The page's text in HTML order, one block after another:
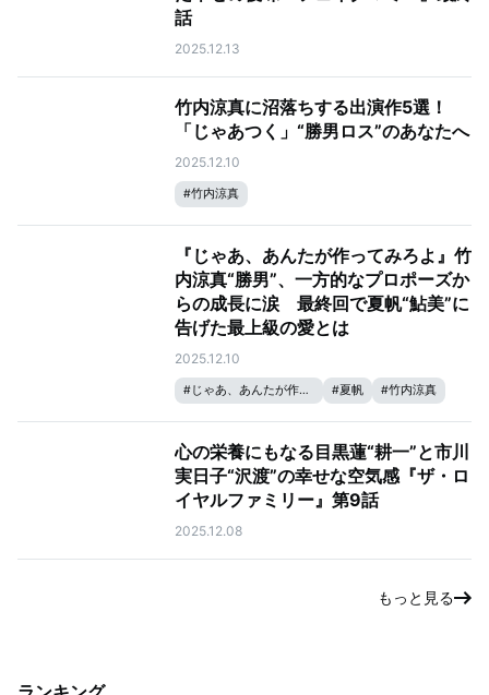
話
2025.12.13
竹内涼真に沼落ちする出演作5選！
「じゃあつく」“勝男ロス”のあなたへ
2025.12.10
#竹内涼真
『じゃあ、あんたが作ってみろよ』竹
内涼真“勝男”、一方的なプロポーズか
らの成長に涙 最終回で夏帆“鮎美”に
告げた最上級の愛とは
2025.12.10
#じゃあ、あんたが作ってみろよ #夏帆 #竹内涼真
心の栄養にもなる目黒蓮“耕一”と市川
実日子“沢渡”の幸せな空気感『ザ・ロ
イヤルファミリー』第9話
2025.12.08
もっと見る